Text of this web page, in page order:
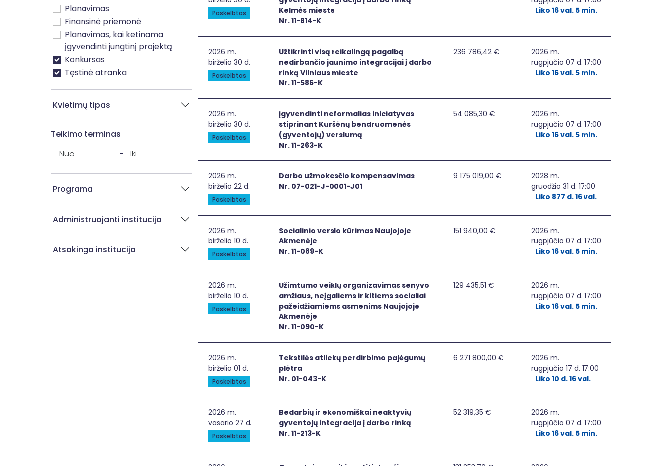
Planavimas
Finansinė priemonė
Planavimas, kai ketinama
įgyvendinti jungtinį projektą
Konkursas
Tęstinė atranka
Kvietimų tipas
Teikimo terminas
-
Programa
Administruojanti institucija
Atsakinga institucija
Paskelbtas
Kelmės mieste
Nr. 11-814-K
Liko 16 val. 5 min.
Užtikrinti visą reikalingą pagalbą nedirbančio jaunimo integracijai į darbo rinką Vilniaus mieste
2026 m.
birželio 30 d.
Paskelbtas
Užtikrinti visą reikalingą pagalbą
nedirbančio jaunimo integracijai į darbo
rinką Vilniaus mieste
Nr. 11-586-K
236 786,42 €
2026 m.
rugpjūčio 07 d. 17:00
Liko 16 val. 5 min.
Įgyvendinti neformalias iniciatyvas stiprinant Kuršėnų bendruomenės (gyventojų) verslumą
2026 m.
birželio 30 d.
Paskelbtas
Įgyvendinti neformalias iniciatyvas
stiprinant Kuršėnų bendruomenės
(gyventojų) verslumą
Nr. 11-263-K
54 085,30 €
2026 m.
rugpjūčio 07 d. 17:00
Liko 16 val. 5 min.
Darbo užmokesčio kompensavimas
2026 m.
birželio 22 d.
Paskelbtas
Darbo užmokesčio kompensavimas
Nr. 07-021-J-0001-J01
9 175 019,00 €
2028 m.
gruodžio 31 d. 17:00
Liko 877 d. 16 val.
Socialinio verslo kūrimas Naujojoje Akmenėje
2026 m.
birželio 10 d.
Paskelbtas
Socialinio verslo kūrimas Naujojoje
Akmenėje
Nr. 11-089-K
151 940,00 €
2026 m.
rugpjūčio 07 d. 17:00
Liko 16 val. 5 min.
Užimtumo veiklų organizavimas senyvo amžiaus, neįgaliems ir kitiems socialiai pažeidžiamiems asmenims Naujojoje
2026 m.
birželio 10 d.
Paskelbtas
Užimtumo veiklų organizavimas senyvo
amžiaus, neįgaliems ir kitiems socialiai
pažeidžiamiems asmenims Naujojoje
Akmenėje
Nr. 11-090-K
129 435,51 €
2026 m.
rugpjūčio 07 d. 17:00
Liko 16 val. 5 min.
Tekstilės atliekų perdirbimo pajėgumų plėtra
2026 m.
birželio 01 d.
Paskelbtas
Tekstilės atliekų perdirbimo pajėgumų
plėtra
Nr. 01-043-K
6 271 800,00 €
2026 m.
rugpjūčio 17 d. 17:00
Liko 10 d. 16 val.
Bedarbių ir ekonomiškai neaktyvių gyventojų integracija į darbo rinką
2026 m.
vasario 27 d.
Paskelbtas
Bedarbių ir ekonomiškai neaktyvių
gyventojų integracija į darbo rinką
Nr. 11-213-K
52 319,35 €
2026 m.
rugpjūčio 07 d. 17:00
Liko 16 val. 5 min.